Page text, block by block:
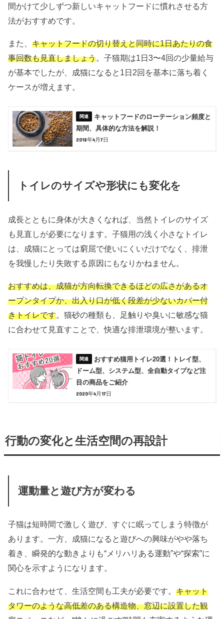
間かけて少しずつ新しいキャットフードに慣れさせる方
法がおすすめです。
また、キャットフードの切り替えと同時に1日あたりの食
事回数も見直しましょう。子猫期は1日3〜4回の少量給与
が基本でしたが、成猫になると1日2回を基本に落ち着く
ケースが増えます。
キャットフードのローテーション頻度と
期間、具体的な方法を解説！
2018年4月7日
トイレのサイズや形状にも変化を
成長とともに身体が大きくなれば、当然トイレのサイズ
も見直しが必要になります。子猫用の浅く小さなトイレ
は、成猫にとっては窮屈で使いにくいだけでなく、排泄
を我慢したり失敗する原因にもなりかねません。
おすすめは、成猫が方向転換できるほどの広さがあるオ
ープンタイプか、出入り口が低く段差が少ないカバー付
きトイレです。猫砂の種類も、足触りや臭いに敏感な猫
に合わせて見直すことで、快適な排泄環境が整います。
おすすめ猫用トイレ20選！トレイ型、
ドーム型、システム型、全自動タイプなど注
目の商品をご紹介
2020年4月17日
行動の変化と生活空間の再設計
運動量と遊び方が変わる
子猫は短時間で激しく遊び、すぐに眠ってしまう特徴が
あります。一方、成猫になると遊びへの興味がやや落ち
着き、瞬発的な動きよりも“メリハリある運動”や“探索”に
関心を示すようになります。
これに合わせて、生活空間も工夫が必要です。キャット
タワーのような高低差のある構造物、窓辺に設置した観